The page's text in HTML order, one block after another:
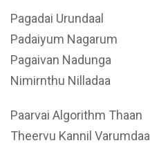
Pagadai Urundaal
Padaiyum Nagarum
Pagaivan Nadunga
Nimirnthu Nilladaa
Paarvai Algorithm Thaan
Theervu Kannil Varumdaa